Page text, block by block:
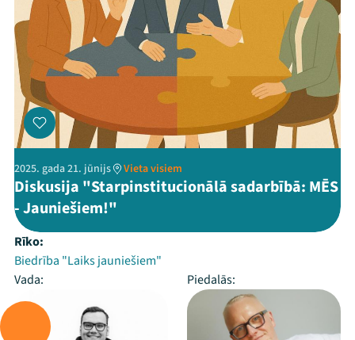
2025. gada 21. jūnijs Vieta visiem
Diskusija "Starpinstitucionālā sadarbībā: MĒS
- Jauniešiem!"
Rīko:
Biedrība "Laiks jauniešiem"
Vada:
Piedalās: